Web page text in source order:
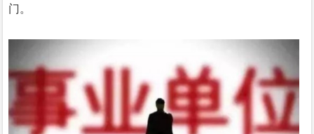
门。